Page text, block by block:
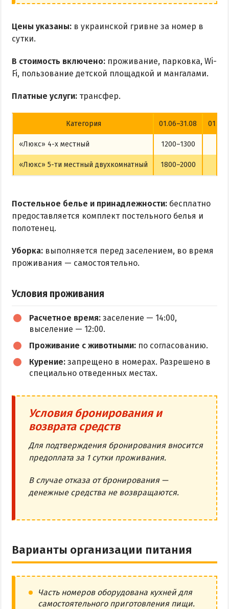
Цены указаны: в украинской гривне за номер в
сутки.
В стоимость включено: проживание, парковка, Wi-
Fi, пользование детской площадкой и мангалами.
Платные услуги: трансфер.
Категория 01.06–31.08
«Люкс» 4-х местный 1200–1300
«Люкс» 5-ти местный двухкомнатный 1800–2000
Постельное белье и принадлежности: бесплатно
предоставляется комплект постельного белья и
полотенец.
Уборка: выполняется перед заселением, во время
проживания — самостоятельно.
Условия проживания
Расчетное время: заселение — 14:00,
выселение — 12:00.
Проживание с животными: по согласованию.
Курение: запрещено в номерах. Разрешено в
специально отведенных местах.
Условия бронирования и
возврата средств
Для подтверждения бронирования вносится
предоплата за 1 сутки проживания.
В случае отказа от бронирования —
денежные средства не возвращаются.
Варианты организации питания
Часть номеров оборудована кухней для
самостоятельного приготовления пищи.